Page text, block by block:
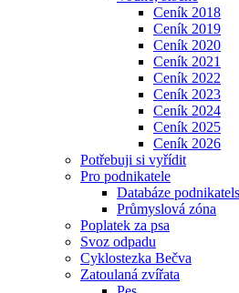
Ceník 2018
Ceník 2019
Ceník 2020
Ceník 2021
Ceník 2022
Ceník 2023
Ceník 2024
Ceník 2025
Ceník 2026
Potřebuji si vyřídit
Pro podnikatele
Databáze
Průmyslová zóna
Poplatek za psa
Svoz odpadu
Cyklostezka Bečva
Zatoulaná zvířata